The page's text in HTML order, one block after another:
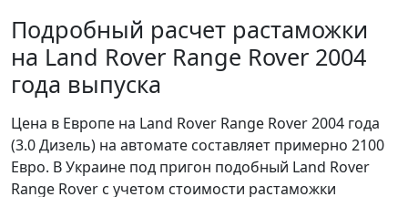
Подробный расчет растаможки
на Land Rover Range Rover 2004
года выпуска
Цена в Европе на Land Rover Range Rover 2004 года
(3.0 Дизель) на автомате составляет примерно 2100
Евро. В Украине под пригон подобный Land Rover
Range Rover с учетом стоимости растаможки